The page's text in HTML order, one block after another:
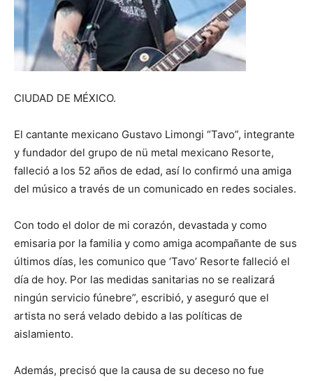
CIUDAD DE MÉXICO.
El cantante mexicano Gustavo Limongi “Tavo”, integrante
y fundador del grupo de nü metal mexicano Resorte,
falleció a los 52 años de edad, así lo confirmó una amiga
del músico a través de un comunicado en redes sociales.
Con todo el dolor de mi corazón, devastada y como
emisaria por la familia y como amiga acompañante de sus
últimos días, les comunico que ‘Tavo’ Resorte falleció el
día de hoy. Por las medidas sanitarias no se realizará
ningún servicio fúnebre”, escribió, y aseguró que el
artista no será velado debido a las políticas de
aislamiento.
Además, precisó que la causa de su deceso no fue